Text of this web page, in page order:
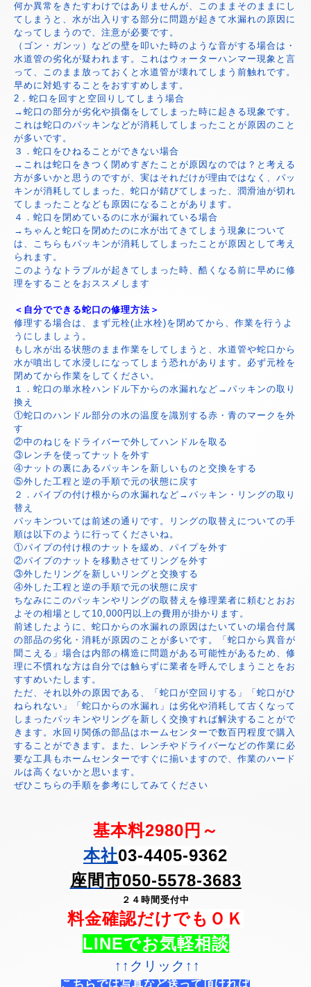
何か異常をきたすわけではありませんが、このままそのままにし
てしまうと、水が出入りする部分に問題が起きて水漏れの原因に
なってしまうので、注意が必要です。
（ゴン・ガンッ）などの壁を叩いた時のような音がする場合は・
水道管の劣化が疑われます。これはウォーターハンマー現象と言
って、このまま放っておくと水道管が壊れてしまう前触れです。
早めに対処することをおすすめします。
2．蛇口を回すと空回りしてしまう場合
→蛇口の部分が劣化や損傷をしてしまった時に起きる現象です。
これは蛇口のパッキンなどが消耗してしまったことが原因のこと
が多いです。
３．蛇口をひねることができない場合
→これは蛇口をきつく閉めすぎたことが原因なのでは？と考える
方が多いかと思うのですが、実はそれだけが理由ではなく、パッ
キンが消耗してしまった、蛇口が錆びてしまった、潤滑油が切れ
てしまったことなども原因になることがあります。
４．蛇口を閉めているのに水が漏れている場合
→ちゃんと蛇口を閉めたのに水が出てきてしまう現象について
は、こちらもパッキンが消耗してしまったことが原因として考え
られます。
このようなトラブルが起きてしまった時、酷くなる前に早めに修
理をすることをおススメします
＜自分でできる蛇口の修理方法＞
修理する場合は、まず元栓(止水栓)を閉めてから、作業を行うよ
うにしましょう。
もし水が出る状態のまま作業をしてしまうと、水道管や蛇口から
水が噴出して水浸しになってしまう恐れがあります。必ず元栓を
閉めてから作業をしてください。
１．蛇口の単水栓ハンドル下からの水漏れなど→パッキンの取り
換え
①蛇口のハンドル部分の水の温度を識別する赤・青のマークを外
す
②中のねじをドライバーで外してハンドルを取る
③レンチを使ってナットを外す
④ナットの裏にあるパッキンを新しいものと交換をする
⑤外した工程と逆の手順で元の状態に戻す
２．パイプの付け根からの水漏れなど→パッキン・リングの取り
替え
パッキンついては前述の通りです。リングの取替えについての手
順は以下のように行ってくださいね。
①パイプの付け根のナットを緩め、パイプを外す
②パイプのナットを移動させてリングを外す
③外したリングを新しいリングと交換する
④外した工程と逆の手順で元の状態に戻す
ちなみにこのパッキンやリングの取替えを修理業者に頼むとおお
よその相場として10,000円以上の費用が掛かります。
前述したように、蛇口からの水漏れの原因はたいていの場合付属
の部品の劣化・消耗が原因のことが多いです。「蛇口から異音が
聞こえる」場合は内部の構造に問題がある可能性があるため、修
理に不慣れな方は自分では触らずに業者を呼んでしまうことをお
すすめいたします。
ただ、それ以外の原因である、「蛇口が空回りする」「蛇口がひ
ねられない」「蛇口からの水漏れ」は劣化や消耗して古くなって
しまったパッキンやリングを新しく交換すれば解決することがで
きます。水回り関係の部品はホームセンターで数百円程度で購入
することができます。また、レンチやドライバーなどの作業に必
要な工具もホームセンターですぐに揃いますので、作業のハード
ルは高くないかと思います。
ぜひこちらの手順を参考にしてみてください
基本料2980円～
本社03-4405-9362
座間市050-5578-3683
２４時間受付中
料金確認だけでもＯＫ
LINEでお気軽相談
↑↑クリック↑↑
こちらでは写真など送って頂ければ